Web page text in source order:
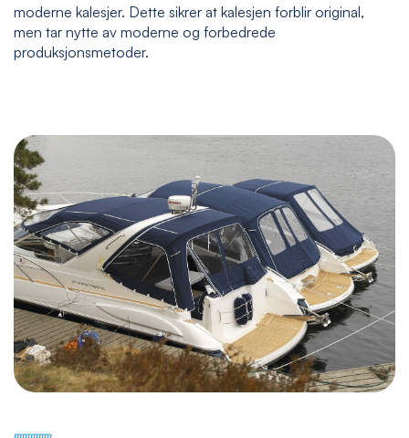
moderne kalesjer. Dette sikrer at kalesjen forblir original,
men tar nytte av moderne og forbedrede
produksjonsmetoder.